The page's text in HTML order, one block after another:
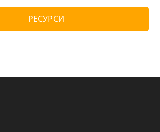
РЕСУРСИ